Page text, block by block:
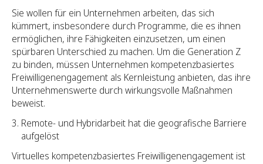
Sie wollen für ein Unternehmen arbeiten, das sich
kümmert, insbesondere durch Programme, die es ihnen
ermöglichen, ihre Fähigkeiten einzusetzen, um einen
spürbaren Unterschied zu machen. Um die Generation Z
zu binden, müssen Unternehmen kompetenzbasiertes
Freiwilligenengagement als Kernleistung anbieten, das ihre
Unternehmenswerte durch wirkungsvolle Maßnahmen
beweist.
Remote- und Hybridarbeit hat die geografische Barriere
aufgelöst
Virtuelles kompetenzbasiertes Freiwilligenengagement ist